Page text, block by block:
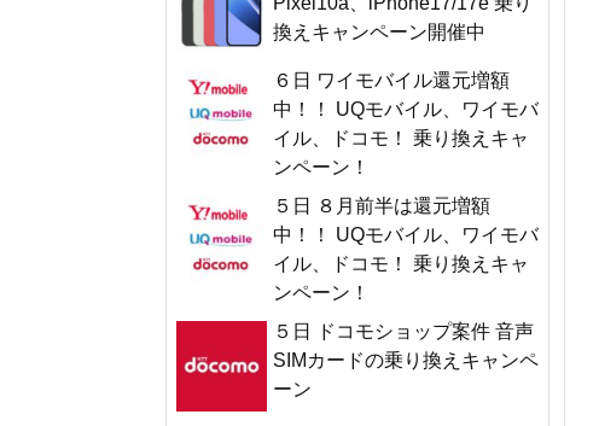
換えキャンペーン開催中
６日 ワイモバイル還元増額
中！！ UQモバイル、ワイモバ
イル、ドコモ！ 乗り換えキャ
ンペーン！
５日 ８月前半は還元増額
中！！ UQモバイル、ワイモバ
イル、ドコモ！ 乗り換えキャ
ンペーン！
５日 ドコモショップ案件 音声
SIMカードの乗り換えキャンペ
ーン